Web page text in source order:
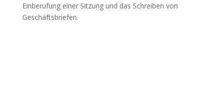
Einberufung einer Sitzung und das Schreiben von
Geschäftsbriefen.